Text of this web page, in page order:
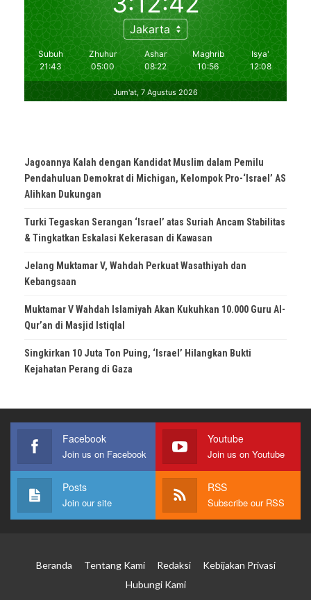
Jagoannya Kalah dengan Kandidat Muslim dalam Pemilu
Pendahuluan Demokrat di Michigan, Kelompok Pro-‘Israel’ AS
Alihkan Dukungan
Turki Tegaskan Serangan ‘Israel’ atas Suriah Ancam Stabilitas
& Tingkatkan Eskalasi Kekerasan di Kawasan
Jelang Muktamar V, Wahdah Perkuat Wasathiyah dan
Kebangsaan
Muktamar V Wahdah Islamiyah Akan Kukuhkan 10.000 Guru Al-
Qur’an di Masjid Istiqlal
Singkirkan 10 Juta Ton Puing, ‘Israel’ Hilangkan Bukti
Kejahatan Perang di Gaza
Facebook
Join us on Facebook
Youtube
Join us on Youtube
Posts
Join our site
RSS
Subscribe our RSS
Beranda Tentang Kami Redaksi
Kebijakan Privasi
Hubungi Kami